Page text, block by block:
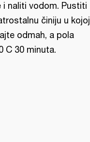
i naliti vodom. Pustiti
činiju u kojoj
odmah, a pola
C 30 minuta.